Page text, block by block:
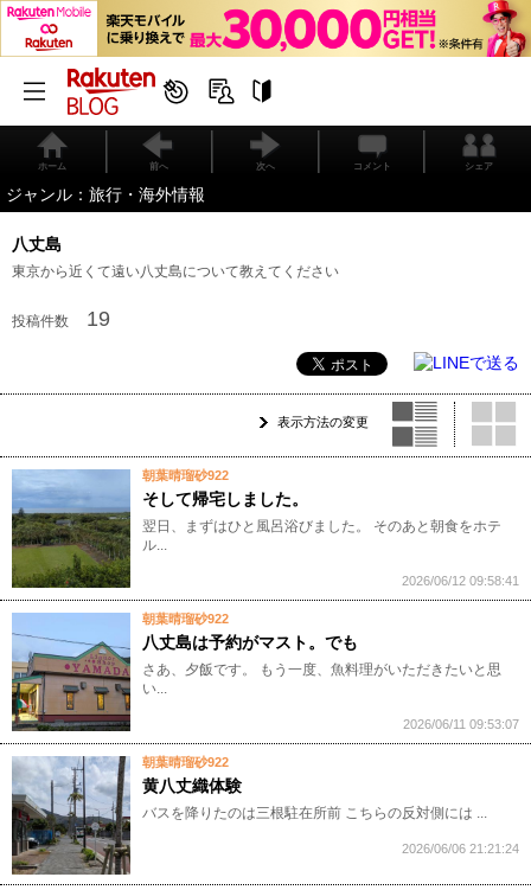
ホーム 前へ 次へ コメント シェア
ジャンル：旅行・海外情報
八丈島
東京から近くて遠い八丈島について教えてください
投稿件数 19
表示方法の変更
朝葉晴瑠砂922
そして帰宅しました。
翌日、まずはひと風呂浴びました。 そのあと朝食をホテ
ル...
2026/06/12 09:58:41
朝葉晴瑠砂922
八丈島は予約がマスト。でも
さあ、夕飯です。 もう一度、魚料理がいただきたいと思
い...
2026/06/11 09:53:07
朝葉晴瑠砂922
黄八丈織体験
バスを降りたのは三根駐在所前 こちらの反対側には ...
2026/06/06 21:21:24